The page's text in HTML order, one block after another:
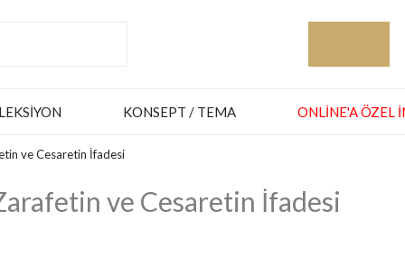
KONSEPT / TEMA ONLINE'A ÖZEL
ve Cesaretin İfadesi
ve Cesaretin İfadesi